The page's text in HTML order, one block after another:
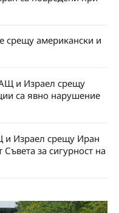
срещу американски и
и Израел срещу
са явно нарушение
Израел срещу Иран
за сигурност на